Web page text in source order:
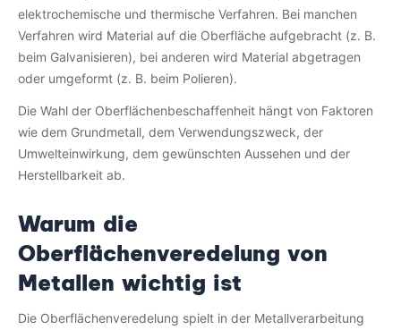
elektrochemische und thermische Verfahren. Bei manchen
Verfahren wird Material auf die Oberfläche aufgebracht (z. B.
beim Galvanisieren), bei anderen wird Material abgetragen
oder umgeformt (z. B. beim Polieren).
Die Wahl der Oberflächenbeschaffenheit hängt von Faktoren
wie dem Grundmetall, dem Verwendungszweck, der
Umwelteinwirkung, dem gewünschten Aussehen und der
Herstellbarkeit ab.
Warum die
Oberflächenveredelung von
Metallen wichtig ist
Die Oberflächenveredelung spielt in der Metallverarbeitung